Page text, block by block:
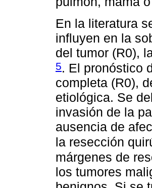
En la literatura
influyen en la
del tumor (R0),
5. El pronóstico
completa (R0),
etiológica. Se
invasión de la
ausencia de
la resección
márgenes de
los tumores